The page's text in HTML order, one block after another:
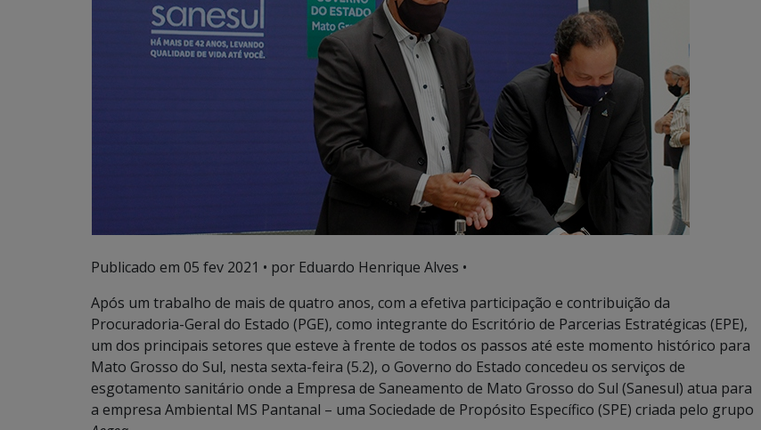
Publicado em 05 fev 2021 • por Eduardo Henrique Alves •
Após um trabalho de mais de quatro anos, com a efetiva participação e contribuição da
Procuradoria-Geral do Estado (PGE), como integrante do Escritório de Parcerias Estratégicas (EPE),
um dos principais setores que esteve à frente de todos os passos até este momento histórico para
Mato Grosso do Sul, nesta sexta-feira (5.2), o Governo do Estado concedeu os serviços de
esgotamento sanitário onde a Empresa de Saneamento de Mato Grosso do Sul (Sanesul) atua para
a empresa Ambiental MS Pantanal – uma Sociedade de Propósito Específico (SPE) criada pelo grupo